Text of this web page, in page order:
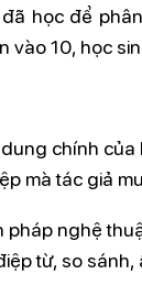
học để
vào 10, học
chính của
mà tác giả
pháp nghệ
từ, so sánh,